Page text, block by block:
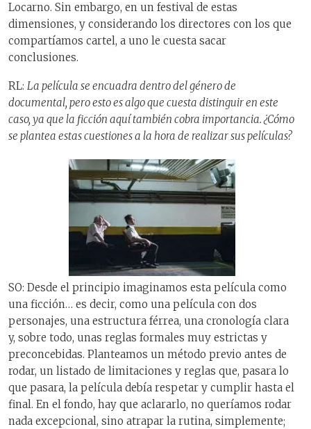
Locarno. Sin embargo, en un festival de estas
dimensiones, y considerando los directores con los que
compartíamos cartel, a uno le cuesta sacar
conclusiones.
RL: La película se encuadra dentro del género de
documental, pero esto es algo que cuesta distinguir en este
caso, ya que la ficción aquí también cobra importancia. ¿Cómo
se plantea estas cuestiones a la hora de realizar sus películas?
SO: Desde el principio imaginamos esta película como
una ficción… es decir, como una película con dos
personajes, una estructura férrea, una cronología clara
y, sobre todo, unas reglas formales muy estrictas y
preconcebidas. Planteamos un método previo antes de
rodar, un listado de limitaciones y reglas que, pasara lo
que pasara, la película debía respetar y cumplir hasta el
final. En el fondo, hay que aclararlo, no queríamos rodar
nada excepcional, sino atrapar la rutina, simplemente;